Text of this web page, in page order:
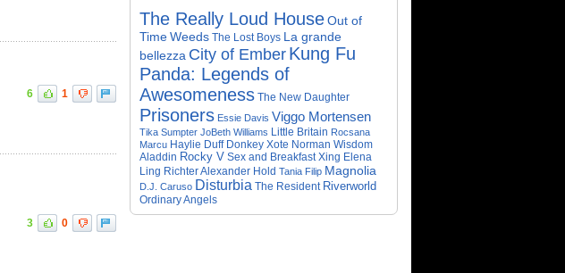
6 1
3 0
The Really Loud HouseOut of
TimeWeeds The Lost Boys La grande
bellezza City of Ember Kung Fu
Panda: Legends of
Awesomeness The New Daughter
Prisoners Essie Davis Viggo Mortensen
Tika Sumpter JoBeth Williams Little Britain Rocsana
Marcu Haylie Duff Donkey Xote Norman Wisdom
Aladdin Rocky V Sex and Breakfast Xing Elena
Ling Richter Alexander Hold Tania Filip Magnolia
D.J. Caruso Disturbia The Resident Riverworld
Ordinary Angels